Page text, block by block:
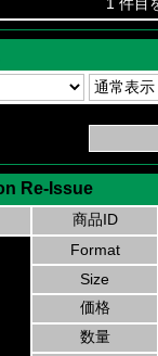
Re-Issue
商品ID
Format
Size
価格
数量